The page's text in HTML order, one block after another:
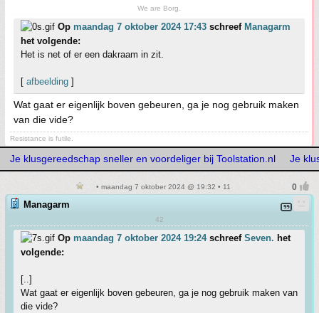
We are Borg.
Op maandag 7 oktober 2024 17:43 schreef Managarm
het volgende:
Het is net of er een dakraam in zit.
[ afbeelding ]
Wat gaat er eigenlijk boven gebeuren, ga je nog gebruik maken
van die vide?
Resistance is futile.
Je klusgereedschap sneller en voordeliger bij Toolstation.nl Je
• maandag 7 oktober 2024 @ 19:32 • 11
Managarm
42
Op maandag 7 oktober 2024 19:24schreef Seven. het
volgende:
[..]
Wat gaat er eigenlijk boven gebeuren, ga je nog gebruik maken van
die vide?